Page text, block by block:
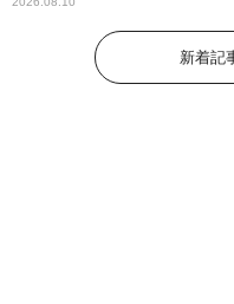
新着記